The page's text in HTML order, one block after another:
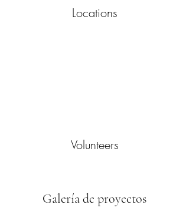
Locations
Volunteers
Galería de proyectos